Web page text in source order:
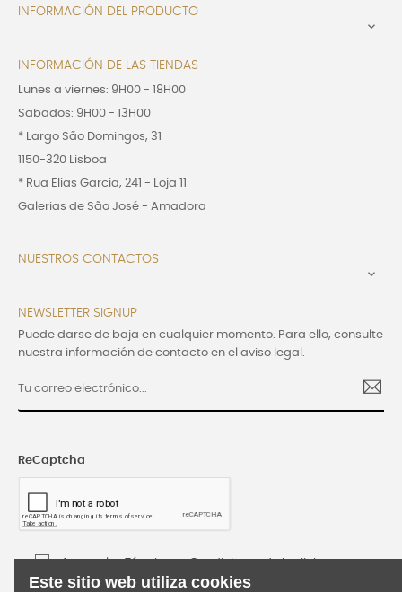
INFORMACIÓN DEL PRODUCTO

INFORMACIÓN DE LAS TIENDAS
Lunes a viernes: 9H00 - 18H00
Sabados: 9H00 - 13H00
* Largo São Domingos, 31
1150-320 Lisboa
* Rua Elias Garcia, 241 - Loja 11
Galerias de São José - Amadora
NUESTROS CONTACTOS

NEWSLETTER SIGNUP
Puede darse de baja en cualquier momento. Para ello, consulte
nuestra información de contacto en el aviso legal.
ReCaptcha
Este sitio web utiliza cookies